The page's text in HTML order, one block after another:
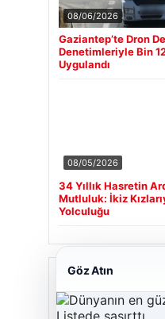
08/06/2026
Gaziantep’te Dron
Denetimleriyle Bin
Uygulandı
08/05/2026
34 Yıllık Hasretin
Mutluluk: İkiz
Yolculuğu
Son Eklenen
Cengiz Sigorta
Göz Atın